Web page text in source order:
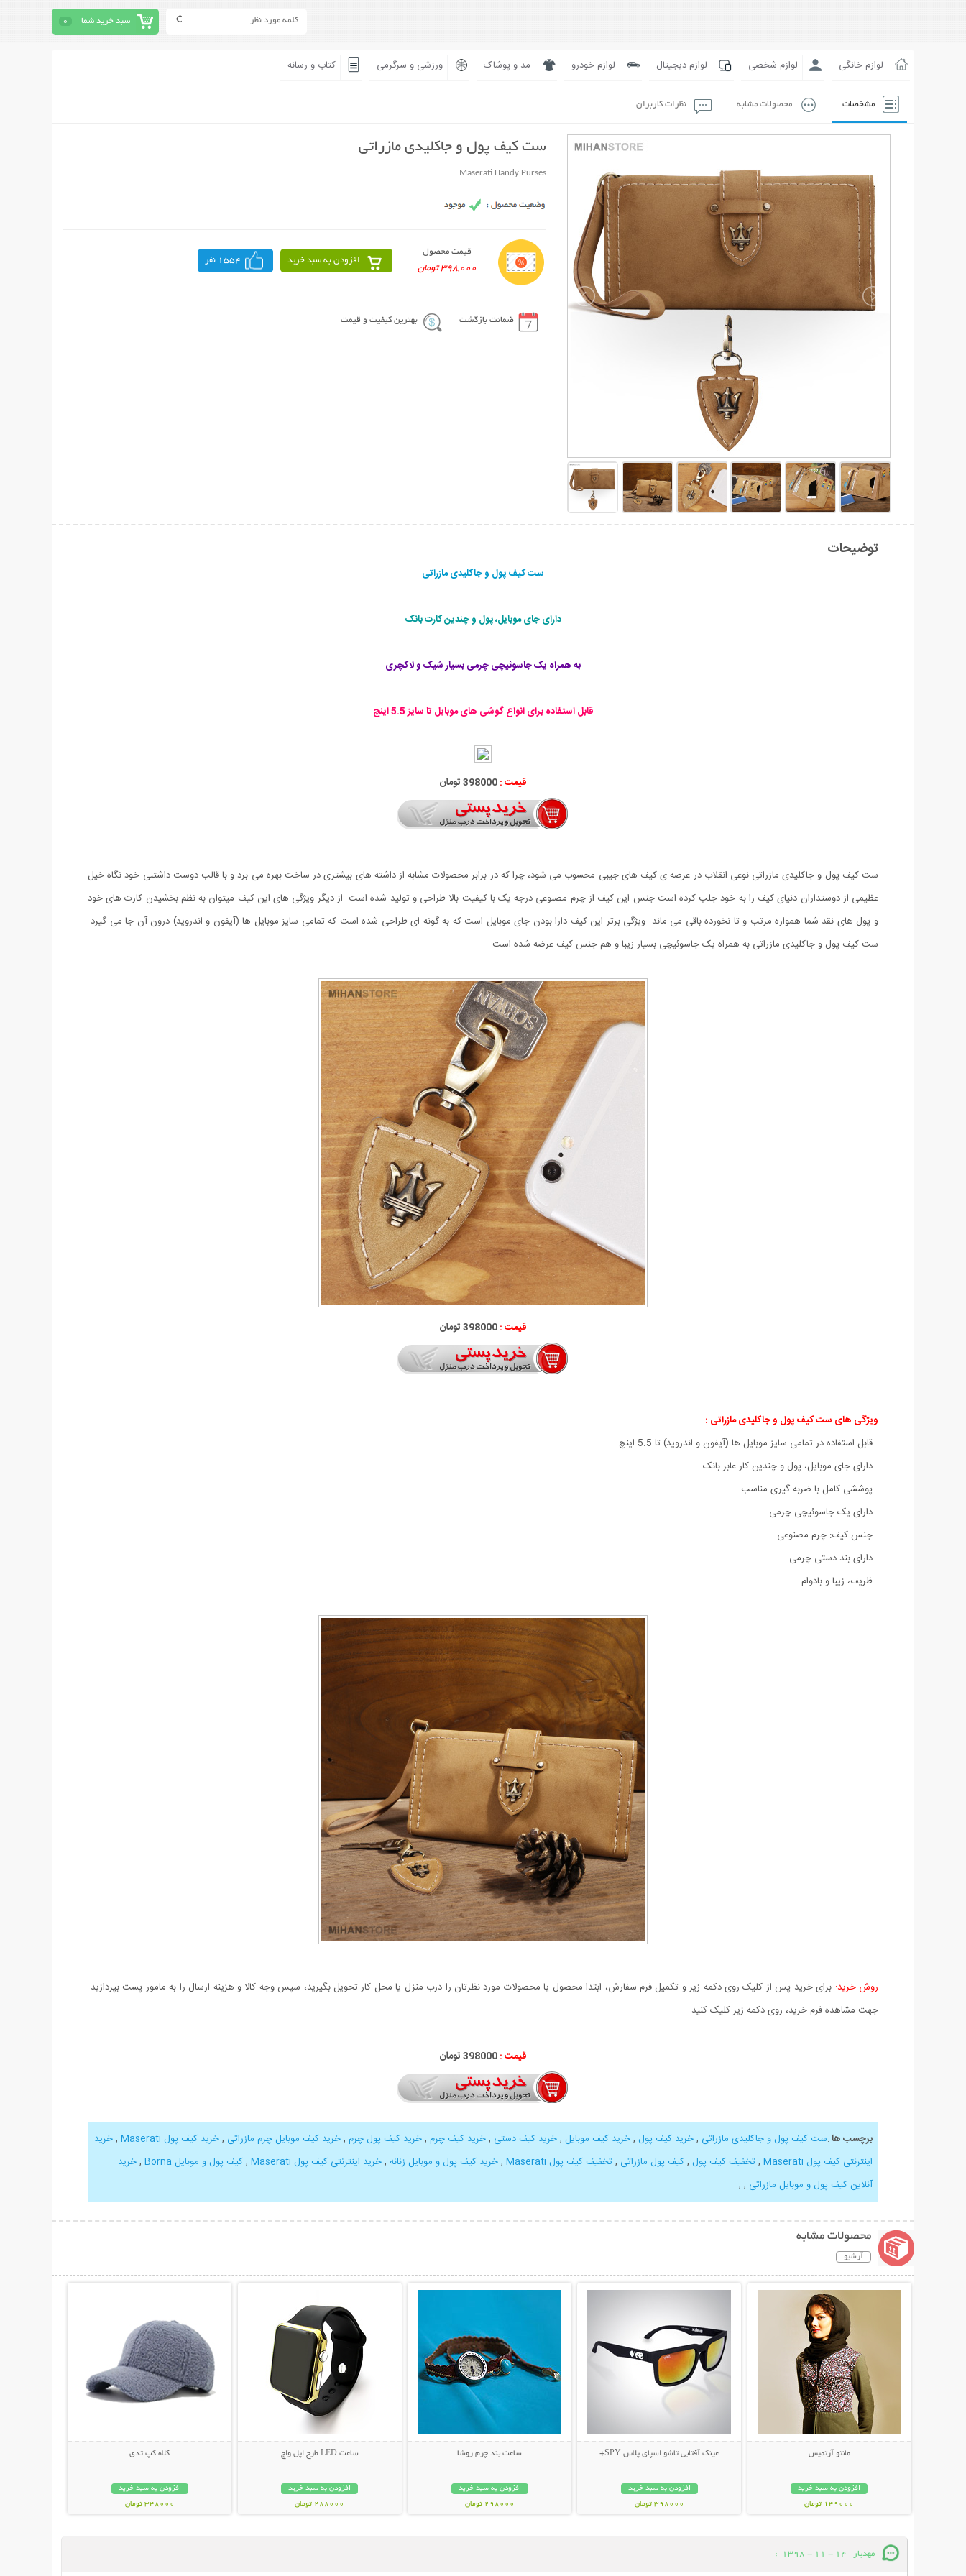
سبد خرید شما 0
لوازم خانگی لوازم شخصی لوازم دیجیتال لوازم خودرو مد و پوشاک ورزشی و سرگرمی کتاب و رسانه
مشخصات محصولات مشابه نظرات کاربران
ست کیف پول و جاکلیدی مازراتی
Maserati Handy Purses
قیمت محصول
398,000 تومان
افزودن به سبد خرید 1554 نفر
ضمانت بازگشت بهترین کیفیت و قیمت
توضیحات
ست کیف پول و جاکلیدی مازراتی
دارای جای موبایل، پول و چندین کارت بانک
به همراه یک جاسوئیچی چرمی بسیار شیک و لاکچری
قابل استفاده برای انواع گوشی های موبایل تا سایز 5.5 اینچ
قیمت :398000 تومان
ست کیف پول و جاکلیدی مازراتی نوعی انقلاب در عرصه ی کیف های جیبی محسوب می شود، چرا که در برابر محصولات مشابه از داشته های بیشتری در ساخت بهره می برد و با قالب دوست داشتنی خود نگاه خیل
عظیمی از دوستداران دنیای کیف را به خود جلب کرده است.جنس این کیف از چرم مصنوعی درجه یک با کیفیت بالا طراحی و تولید شده است. از دیگر ویژگی های این کیف میتوان به نظم بخشیدن کارت های خود
و پول های نقد شما همواره مرتب و تا نخورده باقی می ماند. ویژگی برتر این کیف دارا بودن جای موبایل است که به گونه ای طراحی شده است که تمامی سایز موبایل ها (آیفون و اندروید) درون آن جا می گیرد.
ست کیف پول و جاکلیدی مازراتی به همراه یک جاسوئیچی بسیار زیبا و هم جنس کیف عرضه شده است.
قیمت :398000 تومان
ویژگی های ست کیف پول و جاکلیدی مازراتی :
- قابل استفاده در تمامی سایز موبایل ها (آیفون و اندروید) تا 5.5 اینچ
- دارای جای موبایل، پول و چندین کار عابر بانک
- پوششی کامل با ضربه گیری مناسب
- دارای یک جاسوئیچی چرمی
- جنس کیف: چرم مصنوعی
- دارای بند دستی چرمی
- ظریف، زیبا و بادوام
روش خرید: برای خرید پس از کلیک روی دکمه زیر و تکمیل فرم سفارش، ابتدا محصول یا محصولات مورد نظرتان را درب منزل یا محل کار تحویل بگیرید، سپس وجه کالا و هزینه ارسال را به مامور پست بپردازید.
جهت مشاهده فرم خرید، روی دکمه زیر کلیک کنید.
قیمت :398000 تومان
برچسب ها:ست کیف پول و جاکلیدی مازراتی ,خرید کیف پول ,خرید کیف موبایل ,خرید کیف دستی ,خرید کیف چرم ,خرید کیف پول چرم ,خرید کیف موبایل چرم مازراتی ,خرید کیف پول Maserati ,خرید
اینترنتی کیف پول Maserati
, تخفیف کیف پول ,کیف پول مازراتی , تخفیف کیف پول Maserati ,خرید کیف پول و موبایل زنانه ,خرید اینترنتی کیف پول Maserati ,کیف پول و موبایل Borna ,خرید
آنلاین کیف پول و موبایل مازراتی ,
,
محصولات مشابه
آرشیو
مانتو آرتمیس
افزودن به سبد خرید
149000 تومان
عینک آفتابی تاشو اسپای پلاس SPY+
افزودن به سبد خرید
398000 تومان
ساعت بند چرم روشا
افزودن به سبد خرید
298000 تومان
ساعت LED طرح اپل واچ
افزودن به سبد خرید
288000 تومان
کلاه کپ تدی
افزودن به سبد خرید
348000 تومان
مهدیار 14 - 11 - 1398
: